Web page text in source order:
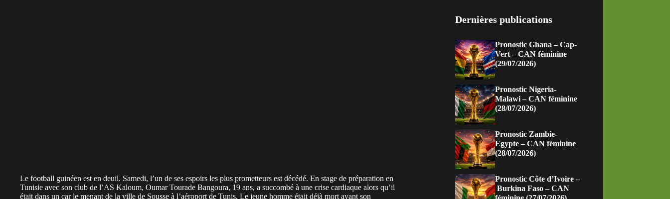
Le football guinéen est en deuil. Samedi, l’un de ses espoirs les plus prometteurs est décédé. En stage de préparation en
Tunisie avec son club de l’AS Kaloum, Oumar Tourade Bangoura, 19 ans, a succombé à une crise cardiaque alors qu’il
était dans un car le menant de la ville de Sousse à l’aéroport de Tunis. Le jeune homme était déjà mort avant son
Dernières publications
Pronostic Ghana – Cap-
Vert – CAN féminine
(29/07/2026)
Pronostic Nigeria-
Malawi – CAN féminine
(28/07/2026)
Pronostic Zambie-
Egypte – CAN féminine
(28/07/2026)
Pronostic Côte d’Ivoire –
Burkina Faso – CAN